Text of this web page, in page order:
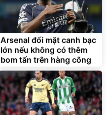
Arsenal đối mặt canh bạc
lớn nếu không có thêm
bom tấn trên hàng công